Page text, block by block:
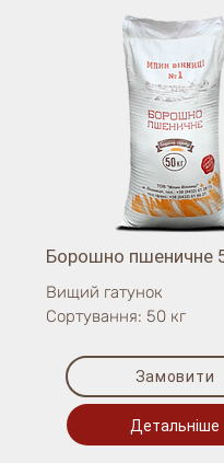
Борошно пшеничне
Вищий гатунок
Сортування: 50 кг
Замовити
Детальніше